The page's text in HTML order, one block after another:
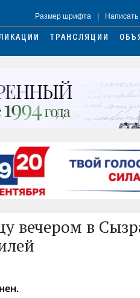
Размер шрифта
ТРАНСЛЯЦИИ
вечером в